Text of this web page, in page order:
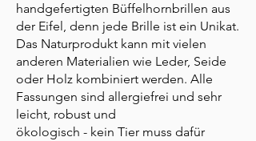
handgefertigten Büffelhornbrillen aus
der Eifel, denn jede Brille ist ein Unikat.
Das Naturprodukt kann mit vielen
anderen Materialien wie Leder, Seide
oder Holz kombiniert werden. Alle
Fassungen sind allergiefrei und sehr
leicht, robust und
ökologisch - kein Tier muss dafür